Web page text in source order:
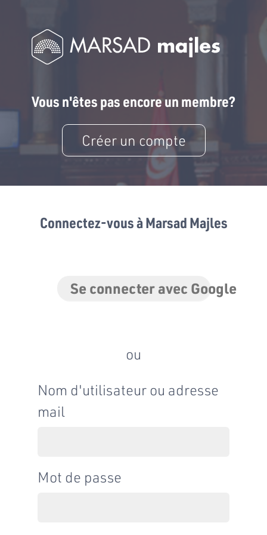
Vous n'êtes pas encore un membre?
Créer un compte
Connectez-vous à Marsad Majles
Se connecter avec Google
ou
Nom d'utilisateur ou adresse
mail
Mot de passe